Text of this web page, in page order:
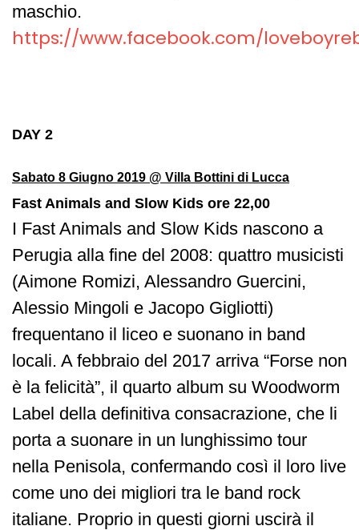
maschio.
https://www.facebook.com/
DAY 2
Sabato 8 Giugno 2019 @ Villa Bottini di Lucca
Fast Animals and Slow Kids ore 22,00
I Fast Animals and Slow Kids nascono a
Perugia alla fine del 2008: quattro musicisti
(Aimone Romizi, Alessandro Guercini,
Alessio Mingoli e Jacopo Gigliotti)
frequentano il liceo e suonano in band
locali. A febbraio del 2017 arriva “Forse non
è la felicità”, il quarto album su Woodworm
Label della definitiva consacrazione, che li
porta a suonare in un lunghissimo tour
nella Penisola, confermando così il loro live
come uno dei migliori tra le band rock
italiane. Proprio in questi giorni uscirà il